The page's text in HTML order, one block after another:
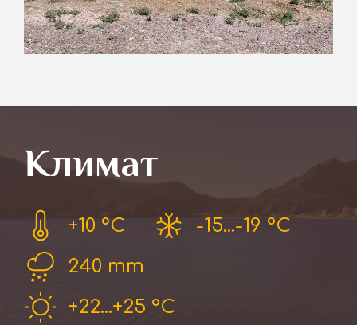
Климат
+10 °С
-15...-19 °С
240 mm
+22...+25 °С